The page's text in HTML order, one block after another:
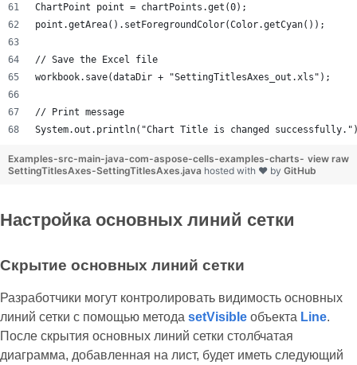
ChartPoint point = chartPoints.get(0);
point.getArea().setForegroundColor(Color.getCyan());
// Save the Excel file
workbook.save(dataDir + "SettingTitlesAxes_out.xls");
// Print message
System.out.println("Chart Title is changed
view raw
Examples-src-main-java-com-aspose-cells-examples-charts-
SettingTitlesAxes-SettingTitlesAxes.java hosted with ❤ by GitHub
Настройка основных линий сетки
Скрытие основных линий сетки
Разработчики могут контролировать видимость основных
линий сетки с помощью метода setVisible объекта Line.
После скрытия основных линий сетки столбчатая
диаграмма, добавленная на лист, будет иметь следующий